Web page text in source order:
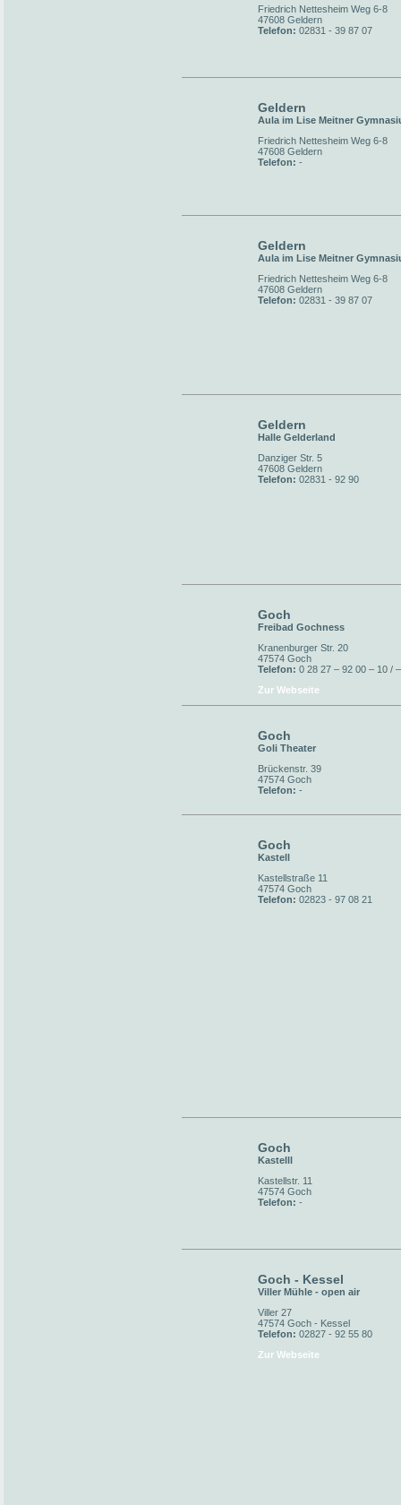
Friedrich Nettesheim Weg 6-8
47608 Geldern
Telefon: 02831 - 39 87 07
Geldern
Aula im Lise Meitner
Friedrich Nettesheim Weg 6-8
47608 Geldern
Telefon: -
Geldern
Aula im Lise Meitner
Friedrich Nettesheim Weg 6-8
47608 Geldern
Telefon: 02831 - 39 87 07
Geldern
Halle Gelderland
Danziger Str. 5
47608 Geldern
Telefon: 02831 - 92 90
Goch
Freibad Gochness
Kranenburger Str. 20
47574 Goch
Telefon: 0 28 27 – 92 00 – 10 /
Zur Webseite
Goch
Goli Theater
Brückenstr. 39
47574 Goch
Telefon: -
Goch
Kastell
Kastellstraße 11
47574 Goch
Telefon: 02823 - 97 08 21
Goch
Kastelll
Kastellstr. 11
47574 Goch
Telefon: -
Goch - Kessel
Viller Mühle - open air
Viller 27
47574 Goch - Kessel
Telefon: 02827 - 92 55 80
Zur Webseite